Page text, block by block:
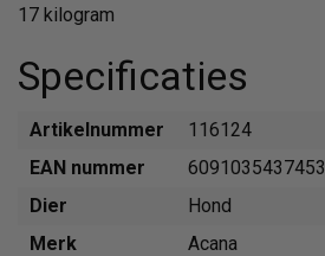
17 kilogram
Specificaties
Artikelnummer
116124
EAN nummer
6091035437453
Dier
Hond
Merk
Acana